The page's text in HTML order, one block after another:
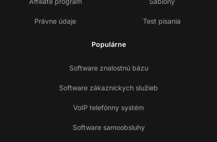
Právne údaje Test písania
Populárne
Software znalostnú bázu
Software zákazníckych služieb
VoIP telefónny systém
Software samoobsluhy